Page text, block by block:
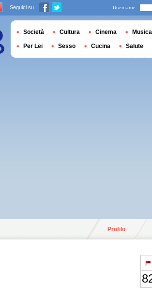
Profilo
Seguici su Username
Società Cultura Cinema Musica
Per Lei Sesso Cucina Salute